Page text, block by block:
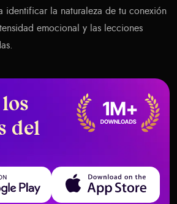
identificar la naturaleza de tu conexión
emocional y las lecciones
del
Play Download on the App Store